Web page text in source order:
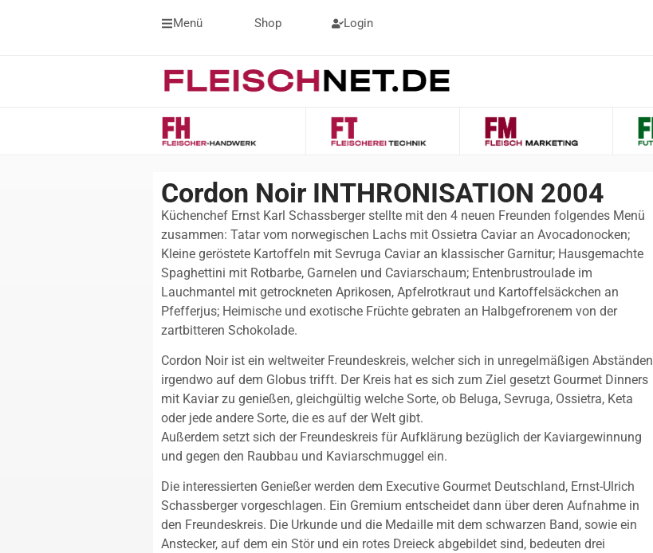
Menü Shop Login
Cordon Noir INTHRONISATION 2004
Küchenchef Ernst Karl Schassberger stellte mit den 4 neuen Freunden folgendes Menü
zusammen: Tatar vom norwegischen Lachs mit Ossietra Caviar an Avocadonocken;
Kleine geröstete Kartoffeln mit Sevruga Caviar an klassischer Garnitur; Hausgemachte
Spaghettini mit Rotbarbe, Garnelen und Caviarschaum; Entenbrustroulade im
Lauchmantel mit getrockneten Aprikosen, Apfelrotkraut und Kartoffelsäckchen an
Pfefferjus; Heimische und exotische Früchte gebraten an Halbgefrorenem von der
zartbitteren Schokolade.
Cordon Noir ist ein weltweiter Freundeskreis, welcher sich in unregelmäßigen Abständen
irgendwo auf dem Globus trifft. Der Kreis hat es sich zum Ziel gesetzt Gourmet Dinners
mit Kaviar zu genießen, gleichgültig welche Sorte, ob Beluga, Sevruga, Ossietra, Keta
oder jede andere Sorte, die es auf der Welt gibt.
Außerdem setzt sich der Freundeskreis für Aufklärung bezüglich der Kaviargewinnung
und gegen den Raubbau und Kaviarschmuggel ein.
Die interessierten Genießer werden dem Executive Gourmet Deutschland, Ernst-Ulrich
Schassberger vorgeschlagen. Ein Gremium entscheidet dann über deren Aufnahme in
den Freundeskreis. Die Urkunde und die Medaille mit dem schwarzen Band, sowie ein
Anstecker, auf dem ein Stör und ein rotes Dreieck abgebildet sind, bedeuten drei